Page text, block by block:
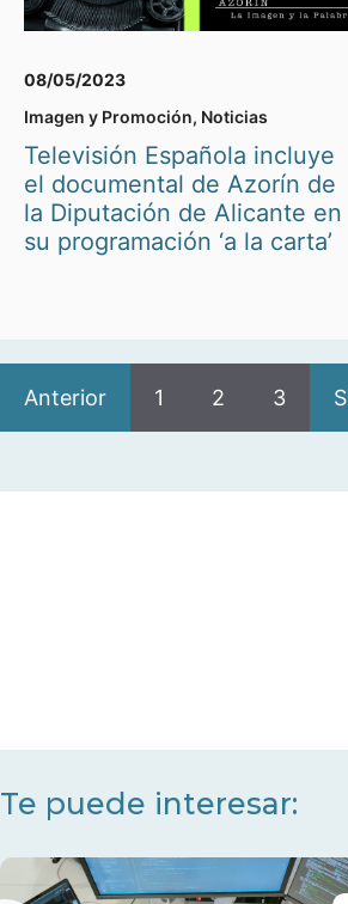
08/05/2023
Imagen y Promoción, Noticias
Televisión Española incluye
el documental de Azorín de
la Diputación de Alicante en
su programación ‘a la carta’
Anterior 1 2 3
Te puede interesar: